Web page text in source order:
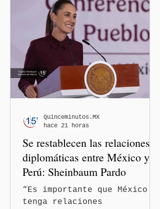
Se restablecen las relaciones
diplomáticas entre México y
Perú: Sheinbaum Pardo
“Es importante que México
tenga relaciones
Quinceminutos.MX
hace 21 horas